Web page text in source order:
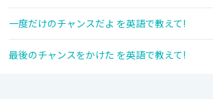
一度だけのチャンスだよ を英語で教えて!
最後のチャンスをかけた を英語で教えて!